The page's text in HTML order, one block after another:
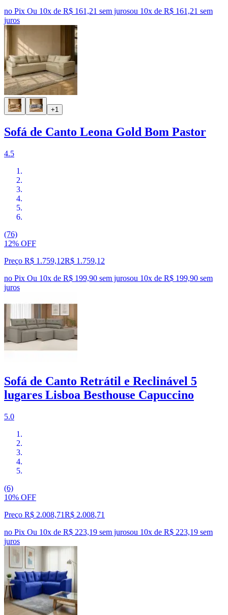
no Pix Ou 10x de R$ 161,21 sem jurosou 10x de R$ 161,21 sem
juros
+1
Sofá de Canto Leona Gold Bom Pastor
4.5
(76)
12% OFF
Preço R$ 1.759,12R$ 1.759,12
no Pix Ou 10x de R$ 199,90 sem jurosou 10x de R$ 199,90 sem
juros
Sofá de Canto Retrátil e Reclinável 5
lugares Lisboa Besthouse Capuccino
5.0
(6)
10% OFF
Preço R$ 2.008,71R$ 2.008,71
no Pix Ou 10x de R$ 223,19 sem jurosou 10x de R$ 223,19 sem
juros